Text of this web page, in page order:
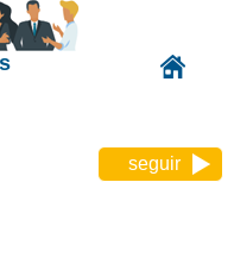
seguir